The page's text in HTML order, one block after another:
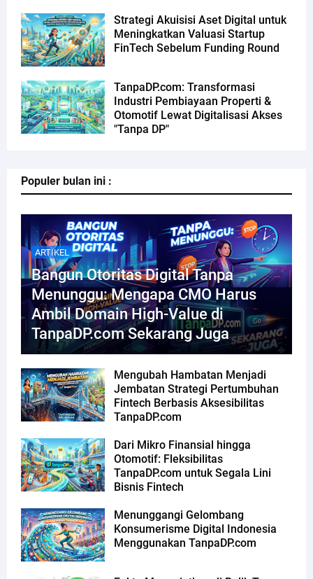
Strategi Akuisisi Aset Digital untuk
Meningkatkan Valuasi Startup
FinTech Sebelum Funding Round
TanpaDP.com: Transformasi
Industri Pembiayaan Properti &
Otomotif Lewat Digitalisasi Akses
"Tanpa DP"
Populer bulan ini :
ARTIKEL
Bangun Otoritas Digital Tanpa
Menunggu: Mengapa CMO Harus
Ambil Domain High-Value di
TanpaDP.com Sekarang Juga
Mengubah Hambatan Menjadi
Jembatan Strategi Pertumbuhan
Fintech Berbasis Aksesibilitas
TanpaDP.com
Dari Mikro Finansial hingga
Otomotif: Fleksibilitas
TanpaDP.com untuk Segala Lini
Bisnis Fintech
Menunggangi Gelombang
Konsumerisme Digital Indonesia
Menggunakan TanpaDP.com